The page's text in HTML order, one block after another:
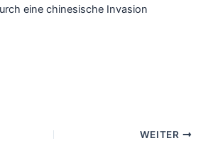
eine chinesische Invasion
WEITER